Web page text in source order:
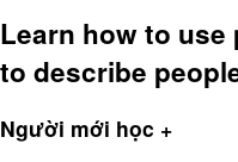
Learn how to
to describe
Người mới học +